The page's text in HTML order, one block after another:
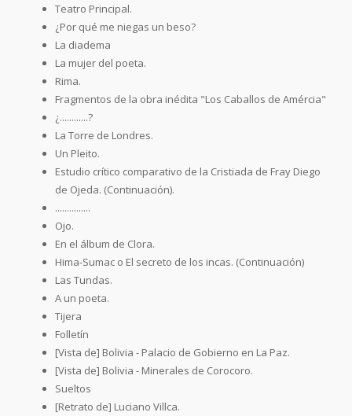
Teatro Principal.
¿Por qué me niegas un beso?
La diadema
La mujer del poeta.
Rima.
Fragmentos de la obra inédita "Los Caballos de Amércia"
¿............?
La Torre de Londres.
Un Pleito.
Estudio crítico comparativo de la Cristiada de Fray Diego
de Ojeda. (Continuación).
...............
Ojo.
En el álbum de Clora.
Hima-Sumac o El secreto de los incas. (Continuación)
Las Tundas.
A un poeta.
Tijera
Folletín
[Vista de] Bolivia - Palacio de Gobierno en La Paz.
[Vista de] Bolivia - Minerales de Corocoro.
Sueltos
[Retrato de] Luciano Villca.